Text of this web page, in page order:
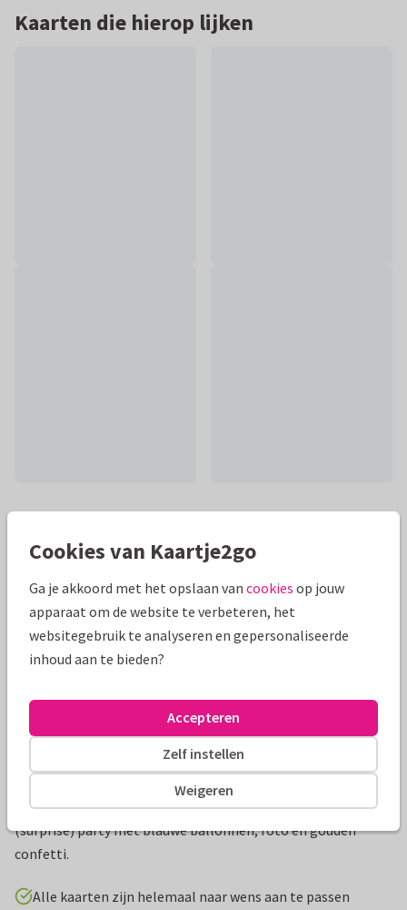
Kaarten die hierop lijken
Productinformatie
Een stijlvolle en feestelijke uitnodigingskaart voor een
(surprise) party met blauwe ballonnen, foto en gouden
confetti.
Alle kaarten zijn helemaal naar wens aan te passen
Cookies van Kaartje2go
Ga je akkoord met het opslaan van cookies op jouw
apparaat om de website te verbeteren, het
websitegebruik te analyseren en gepersonaliseerde
inhoud aan te bieden?
Weigeren
Zelf instellen
Accepteren